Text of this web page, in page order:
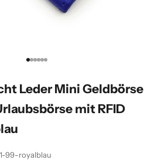
Gehe zu Element 1
Gehe zu Element 2
Gehe zu Element 3
Gehe zu Element 4
Gehe zu Element 5
Gehe zu Element 6
Leder Mini Geldbörse
mit RFID
99-royalblau